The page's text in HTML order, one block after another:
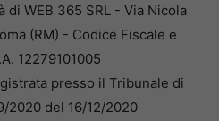
WEB 365 SRL - Via Nicola
(RM) - Codice Fiscale e
12279101005
presso il Tribunale di
2020 del 16/12/2020